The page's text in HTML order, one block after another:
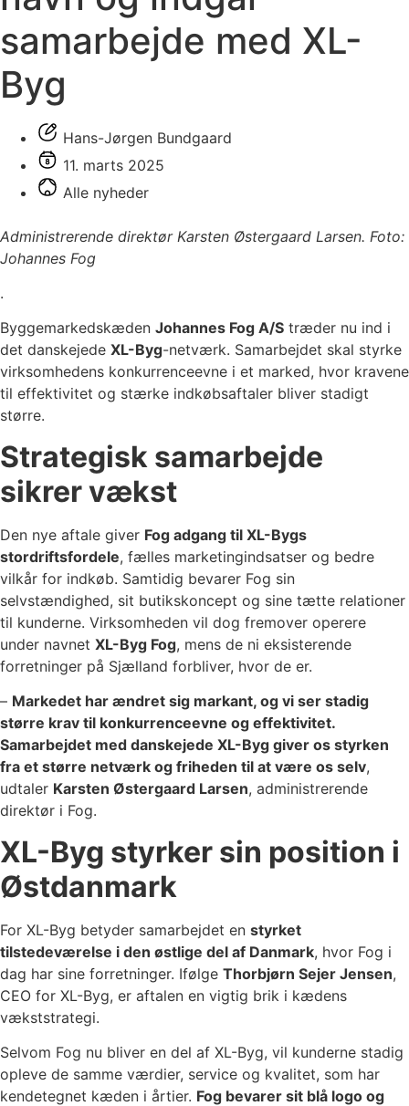
samarbejde med XL-
Byg
Hans-Jørgen Bundgaard
11. marts 2025
Alle nyheder
Administrerende direktør Karsten Østergaard Larsen. Foto:
Johannes Fog
.
Byggemarkedskæden Johannes Fog A/S træder nu ind i
det danskejede XL-Byg-netværk. Samarbejdet skal styrke
virksomhedens konkurrenceevne i et marked, hvor kravene
til effektivitet og stærke indkøbsaftaler bliver stadigt
større.
Strategisk samarbejde
sikrer vækst
Den nye aftale giver Fog adgang til XL-Bygs
stordriftsfordele, fælles marketingindsatser og bedre
vilkår for indkøb. Samtidig bevarer Fog sin
selvstændighed, sit butikskoncept og sine tætte relationer
til kunderne. Virksomheden vil dog fremover operere
under navnet XL-Byg Fog, mens de ni eksisterende
forretninger på Sjælland forbliver, hvor de er.
– Markedet har ændret sig markant, og vi ser stadig
større krav til konkurrenceevne og effektivitet.
Samarbejdet med danskejede XL-Byg giver os styrken
fra et større netværk og friheden til at være os selv,
udtaler Karsten Østergaard Larsen, administrerende
direktør i Fog.
XL-Byg styrker sin position i
Østdanmark
For XL-Byg betyder samarbejdet en styrket
tilstedeværelse i den østlige del af Danmark, hvor Fog i
dag har sine forretninger. Ifølge Thorbjørn Sejer Jensen,
CEO for XL-Byg, er aftalen en vigtig brik i kædens
vækststrategi.
Selvom Fog nu bliver en del af XL-Byg, vil kunderne stadig
opleve de samme værdier, service og kvalitet, som har
kendetegnet kæden i årtier. Fog bevarer sit blå logo og